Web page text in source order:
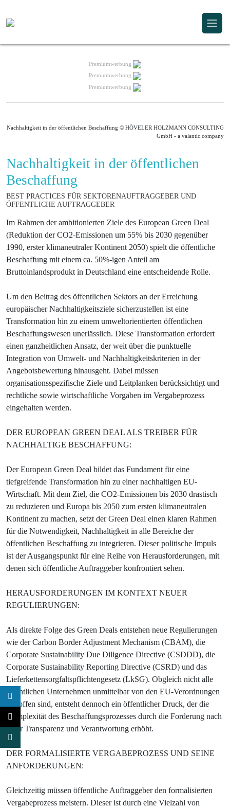
Premiumwerbung
Premiumwerbung
Premiumwerbung
Nachhaltigkeit in der öffentlichen Beschaffung © HÖVELER HOLZMANN CONSULTING
GmbH - a valantic company
Nachhaltigkeit in der öffentlichen
Beschaffung
BEST PRACTICES FÜR SEKTORENAUFTRAGGEBER UND
ÖFFENTLICHE AUFTRAGGEBER
Im Rahmen der ambitionierten Ziele des European Green Deal
(Reduktion der CO2-Emissionen um 55% bis 2030 gegenüber
1990, erster klimaneutraler Kontinent 2050) spielt die öffentliche
Beschaffung mit einem ca. 50%-igen Anteil am
Bruttoinlandsprodukt in Deutschland eine entscheidende Rolle.
Um den Beitrag des öffentlichen Sektors an der Erreichung
europäischer Nachhaltigkeitsziele sicherzustellen ist eine
Transformation hin zu einem umweltorientierten öffentlichen
Beschaffungswesen unerlässlich. Diese Transformation erfordert
einen ganzheitlichen Ansatz, der weit über die punktuelle
Integration von Umwelt- und Nachhaltigkeitskriterien in der
Angebotsbewertung hinausgeht. Dabei müssen
organisationsspezifische Ziele und Leitplanken berücksichtigt und
rechtliche sowie wirtschaftliche Vorgaben im Vergabeprozess
eingehalten werden.
DER EUROPEAN GREEN DEAL ALS TREIBER FÜR
NACHHALTIGE BESCHAFFUNG:
Der European Green Deal bildet das Fundament für eine
tiefgreifende Transformation hin zu einer nachhaltigen EU-
Wirtschaft. Mit dem Ziel, die CO2-Emissionen bis 2030 drastisch
zu reduzieren und Europa bis 2050 zum ersten klimaneutralen
Kontinent zu machen, setzt der Green Deal einen klaren Rahmen
für die Notwendigkeit, Nachhaltigkeit in alle Bereiche der
öffentlichen Beschaffung zu integrieren. Dieser politische Impuls
ist der Ausgangspunkt für eine Reihe von Herausforderungen, mit
denen sich öffentliche Auftraggeber konfrontiert sehen.
HERAUSFORDERUNGEN IM KONTEXT NEUER
REGULIERUNGEN:
Als direkte Folge des Green Deals entstehen neue Regulierungen
wie der Carbon Border Adjustment Mechanism (CBAM), die
Corporate Sustainability Due Diligence Directive (CSDDD), die
Corporate Sustainability Reporting Directive (CSRD) und das
Lieferkettensorgfaltspflichtengesetz (LkSG). Obgleich nicht alle
öffentlichen Unternehmen unmittelbar von den EU-Verordnungen
betroffen sind, entsteht dennoch ein öffentlicher Druck, der die
Komplexität des Beschaffungsprozesses durch die Forderung nach
mehr Transparenz und Verantwortung erhöht.
DER FORMALISIERTE VERGABEPROZESS UND SEINE
ANFORDERUNGEN:
Gleichzeitig müssen öffentliche Auftraggeber den formalisierten
Vergabeprozess meistern. Dieser ist durch eine Vielzahl von